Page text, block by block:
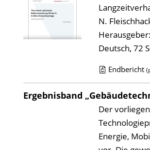
N.
Deutsch, 72
D
o
w
n
l
Endbericht
Ergebnisband
Der
Energie,